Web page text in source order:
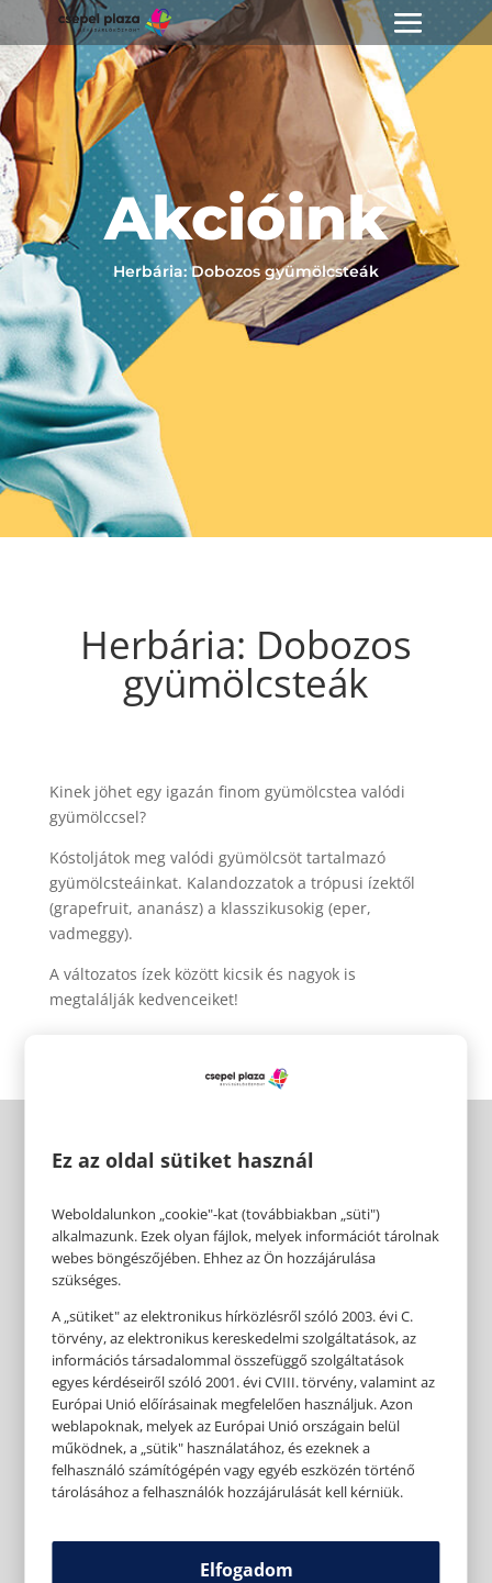
Akcióink
Herbária: Dobozos gyümölcsteák
Herbária: Dobozos
gyümölcsteák
Kinek jöhet egy igazán finom gyümölcstea valódi
gyümölccsel?
Kóstoljátok meg valódi gyümölcsöt tartalmazó
gyümölcsteáinkat. Kalandozzatok a trópusi ízektől
(grapefruit, ananász) a klasszikusokig (eper,
vadmeggy).
A változatos ízek között kicsik és nagyok is
megtalálják kedvenceiket!
Ez az oldal sütiket használ
Weboldalunkon „cookie"-kat (továbbiakban „süti")
alkalmazunk. Ezek olyan fájlok, melyek információt tárolnak
webes böngészőjében. Ehhez az Ön hozzájárulása
szükséges.
A „sütiket" az elektronikus hírközlésről szóló 2003. évi C.
törvény, az elektronikus kereskedelmi szolgáltatások, az
információs társadalommal összefüggő szolgáltatások
egyes kérdéseiről szóló 2001. évi CVIII. törvény, valamint az
Európai Unió előírásainak megfelelően használjuk. Azon
weblapoknak, melyek az Európai Unió országain belül
működnek, a „sütik" használatához, és ezeknek a
felhasználó számítógépén vagy egyéb eszközén történő
tárolásához a felhasználók hozzájárulását kell kérniük.
Elfogadom